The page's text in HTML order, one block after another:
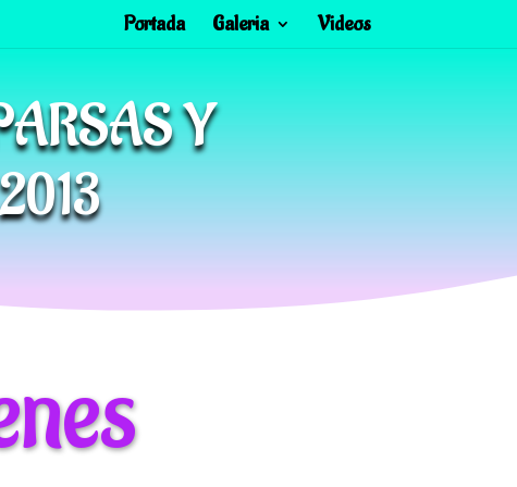
Portada Galeria Videos
Y